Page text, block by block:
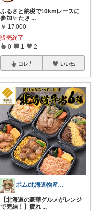
ふるさと納税で10kmレースに
参加✨ たき ...
￥ 17,000
販売終了
0 1 2
コレ いいね
ポム/北海道物産展🌸
【北海道の豪華グルメがレンジ
で完結！】疲れ ...